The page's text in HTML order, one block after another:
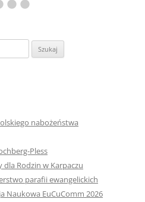
nabożeństwa
Pless
dla Rodzin w Karpaczu
parafii ewangelickich
Naukowa EuCuComm 2026